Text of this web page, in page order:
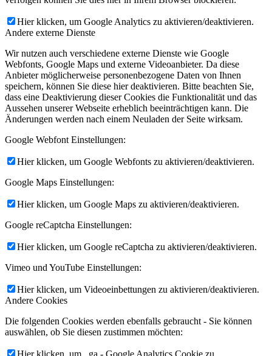
Hier klicken, um Google Analytics zu aktivieren/deaktivieren.
Andere externe Dienste
Wir nutzen auch verschiedene externe Dienste wie Google
Webfonts, Google Maps und externe Videoanbieter. Da diese
Anbieter möglicherweise personenbezogene Daten von Ihnen
speichern, können Sie diese hier deaktivieren. Bitte beachten Sie,
dass eine Deaktivierung dieser Cookies die Funktionalität und das
Aussehen unserer Webseite erheblich beeinträchtigen kann. Die
Änderungen werden nach einem Neuladen der Seite wirksam.
Google Webfont Einstellungen:
Hier klicken, um Google Webfonts zu aktivieren/deaktivieren.
Google Maps Einstellungen:
Hier klicken, um Google Maps zu aktivieren/deaktivieren.
Google reCaptcha Einstellungen:
Hier klicken, um Google reCaptcha zu aktivieren/deaktivieren.
Vimeo und YouTube Einstellungen:
Hier klicken, um Videoeinbettungen zu aktivieren/deaktivieren.
Andere Cookies
Die folgenden Cookies werden ebenfalls gebraucht - Sie können
auswählen, ob Sie diesen zustimmen möchten: